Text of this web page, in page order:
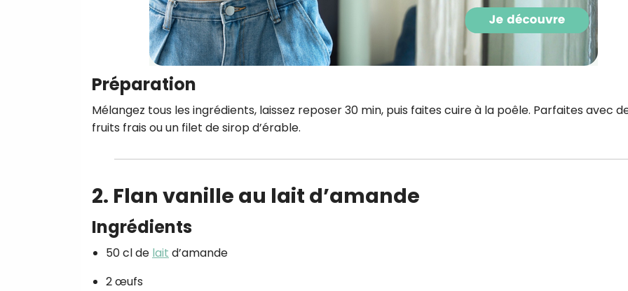
Préparation
Mélangez tous les ingrédients, laissez reposer 30 min, puis faites cuire à la poêle. Parfaites avec
fruits frais ou un filet de sirop d’érable.
2. Flan vanille au lait d’amande
Ingrédients
50 cl de lait d’amande
2 œufs